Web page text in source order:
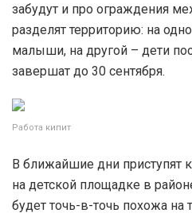
забудут и про ограждения
разделят территорию: на
малыши, на другой – дети
завершат до 30 сентября.
Работа кипит
В ближайшие дни приступят
на детской площадке в
будет точь-в-точь похожа на